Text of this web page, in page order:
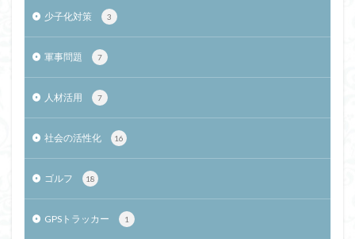
少子化対策 3
軍事問題 7
人材活用 7
社会の活性化 16
ゴルフ 18
GPSトラッカー 1